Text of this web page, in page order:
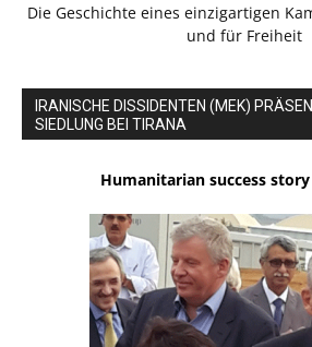
Die Geschichte eines einzigartigen
und für Freiheit
IRANISCHE DISSIDENTEN (MEK)
SIEDLUNG BEI TIRANA
Humanitarian success